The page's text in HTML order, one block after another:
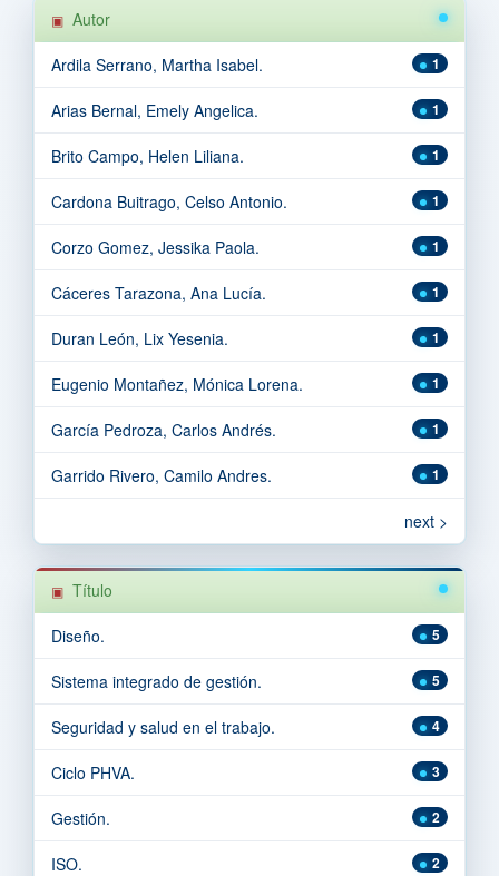
Autor
1
Ardila Serrano, Martha Isabel.
1
Arias Bernal, Emely Angelica.
1
Brito Campo, Helen Liliana.
1
Cardona Buitrago, Celso Antonio.
1
Corzo Gomez, Jessika Paola.
1
Cáceres Tarazona, Ana Lucía.
1
Duran León, Lix Yesenia.
1
Eugenio Montañez, Mónica Lorena.
1
García Pedroza, Carlos Andrés.
1
Garrido Rivero, Camilo Andres.
next >
Título
5
Diseño.
5
Sistema integrado de gestión.
4
Seguridad y salud en el trabajo.
3
Ciclo PHVA.
2
Gestión.
2
ISO.